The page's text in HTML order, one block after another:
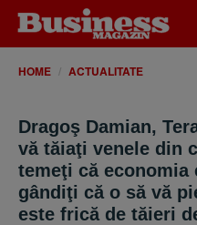
HOME ACTUALITATE
Dragoş Damian,
vă tăiaţi venele din
temeţi că economia
gândiţi că o să vă
este frică de tăieri